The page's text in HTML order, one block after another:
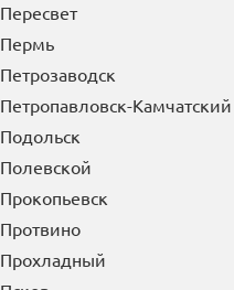
Пересвет
Пермь
Петрозаводск
Петропавловск-Камчатский
Подольск
Полевской
Прокопьевск
Протвино
Прохладный